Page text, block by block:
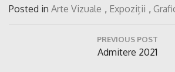
Posted in Arte Vizuale , Expoziții ,
PREVIOUS POST
Previous
Admitere 2021